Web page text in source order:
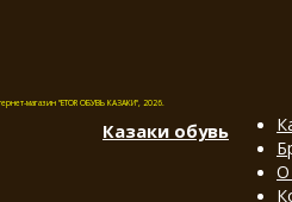
магазин "ETOR ОБУВЬ КАЗАКИ", 2026.
Казаки обувь
О